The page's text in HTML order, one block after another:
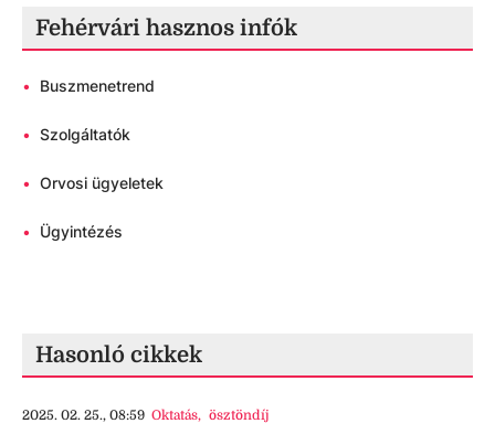
Fehérvári hasznos infók
• Buszmenetrend
• Szolgáltatók
• Orvosi ügyeletek
• Ügyintézés
Hasonló cikkek
2025. 02. 25., 08:59 Oktatás, ösztöndíj